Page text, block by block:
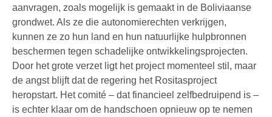
aanvragen, zoals mogelijk is gemaakt in de Boliviaanse
grondwet. Als ze die autonomierechten verkrijgen,
kunnen ze zo hun land en hun natuurlijke hulpbronnen
beschermen tegen schadelijke ontwikkelingsprojecten.
Door het grote verzet ligt het project momenteel stil, maar
de angst blijft dat de regering het Rositasproject
heropstart. Het comité – dat financieel zelfbedruipend is –
is echter klaar om de handschoen opnieuw op te nemen